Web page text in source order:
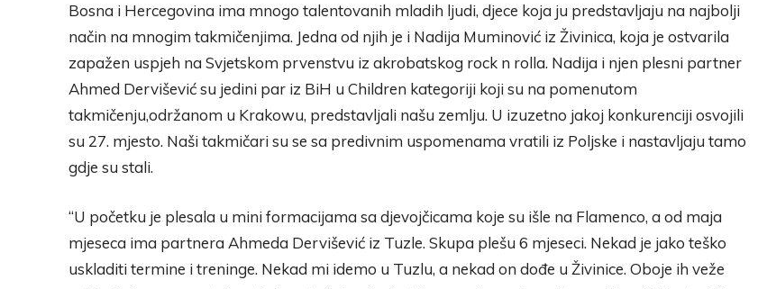
Bosna i Hercegovina ima mnogo talentovanih mladih ljudi, djece koja ju predstavljaju na najbolji
način na mnogim takmičenjima. Jedna od njih je i Nadija Muminović iz Živinica, koja je ostvarila
zapažen uspjeh na Svjetskom prvenstvu iz akrobatskog rock n rolla. Nadija i njen plesni partner
Ahmed Dervišević su jedini par iz BiH u Children kategoriji koji su na pomenutom
takmičenju,održanom u Krakowu, predstavljali našu zemlju. U izuzetno jakoj konkurenciji osvojili
su 27. mjesto. Naši takmičari su se sa predivnim uspomenama vratili iz Poljske i nastavljaju tamo
gdje su stali.
“U početku je plesala u mini formacijama sa djevojčicama koje su išle na Flamenco, a od maja
mjeseca ima partnera Ahmeda Dervišević iz Tuzle. Skupa plešu 6 mjeseci. Nekad je jako teško
uskladiti termine i treninge. Nekad mi idemo u Tuzlu, a nekad on dođe u Živinice. Oboje ih veže